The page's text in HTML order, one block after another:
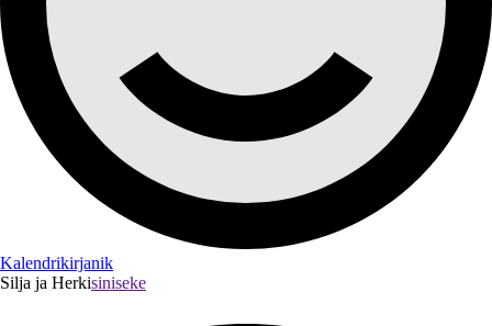
Kalendrikirjanik
Silja ja Herkisiniseke